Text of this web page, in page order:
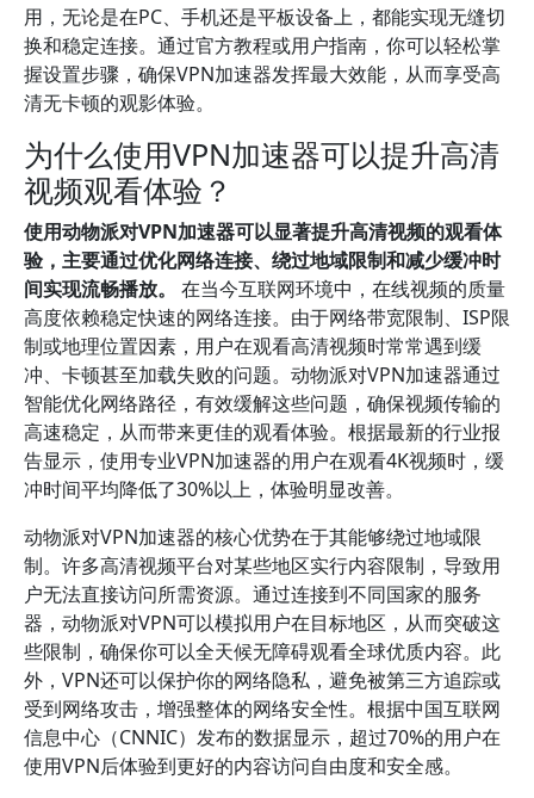
用，无论是在PC、手机还是平板设备上，都能实现无缝切
换和稳定连接。通过官方教程或用户指南，你可以轻松掌
握设置步骤，确保VPN加速器发挥最大效能，从而享受高
清无卡顿的观影体验。
为什么使用VPN加速器可以提升高清
视频观看体验？
使用动物派对VPN加速器可以显著提升高清视频的观看体
验，主要通过优化网络连接、绕过地域限制和减少缓冲时
间实现流畅播放。
在当今互联网环境中，在线视频的质量
高度依赖稳定快速的网络连接。由于网络带宽限制、ISP限
制或地理位置因素，用户在观看高清视频时常常遇到缓
冲、卡顿甚至加载失败的问题。动物派对VPN加速器通过
智能优化网络路径，有效缓解这些问题，确保视频传输的
高速稳定，从而带来更佳的观看体验。根据最新的行业报
告显示，使用专业VPN加速器的用户在观看4K视频时，缓
冲时间平均降低了30%以上，体验明显改善。
动物派对VPN加速器的核心优势在于其能够绕过地域限
制。许多高清视频平台对某些地区实行内容限制，导致用
户无法直接访问所需资源。通过连接到不同国家的服务
器，动物派对VPN可以模拟用户在目标地区，从而突破这
些限制，确保你可以全天候无障碍观看全球优质内容。此
外，VPN还可以保护你的网络隐私，避免被第三方追踪或
受到网络攻击，增强整体的网络安全性。根据中国互联网
信息中心（CNNIC）发布的数据显示，超过70%的用户在
使用VPN后体验到更好的内容访问自由度和安全感。